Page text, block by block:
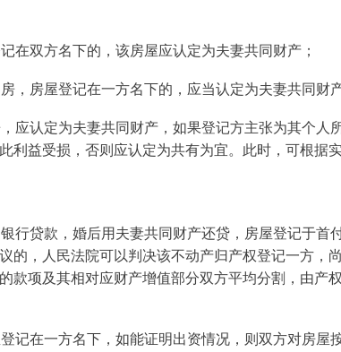
在双方名下的，该房屋应认定为夫妻共同财产；
，房屋登记在一方名下的，应当认定为夫妻共同财
应认定为夫妻共同财产，如果登记方主张为其个人
利益受损，否则应认定为共有为宜。此时，可根据
行贷款，婚后用夫妻共同财产还贷，房屋登记于首
的，人民法院可以判决该不动产归产权登记一方，
款项及其相对应财产增值部分双方平均分割，由产
记在一方名下，如能证明出资情况，则双方对房屋